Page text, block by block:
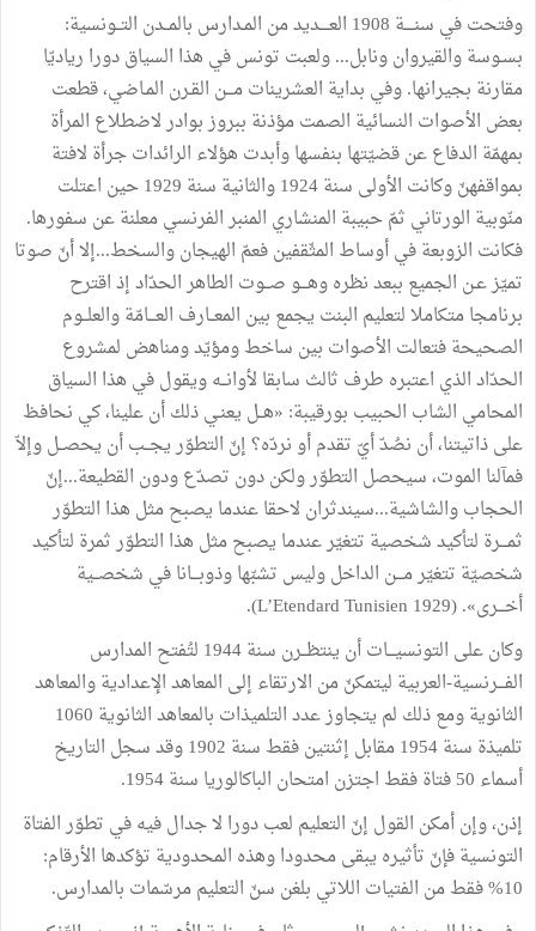
وفتحت في سنــــة 1908 العــــديد من المـدارس بالمــدن التــونسية:
بسـوسة والقيروان ونابل... ولعبت تونس في هذا السياق دورا رياديّا
مقارنة بجيرانها. وفي بداية العشرينات مـــن القـرن المـاضي، قطعت
بعض الأصوات النسائية الصمت مؤذنة ببروز بوادر لاضطلاع المرأة
بمهمّة الدفاع عن قضيّتها بنفسها وأبدت هؤلاء الرائدات جرأة لافتة
بمواقفهنّ وكانت الأولى سنة 1924 والثانية سنة 1929 حين اعتلت
منّوبية الورتاني ثمّ حبيبة المنشاري المنبر الفرنسي معلنة عن سفورها.
فكانت الزوبعة في أوساط المثّقفين فعمّ الهيجان والسخط...إلا أنّ صوتا
تميّز عـن الجميع ببعد نظره وهـــو صــوت الطاهر الحدّاد إذ اقترح
برنامجا متكاملا لتعليم البنت يجمع بين المعــارف العـــامّة والعلــوم
الصحيحة فتعالت الأصوات بين ساخط ومؤيّد ومناهض لمشروع
الحدّاد الذي اعتبره طرف ثالث سابقا لأوانــه ويقول في هذا السياق
المحامي الشاب الحبيب بورقيبة: «هــل يعنـي ذلك أن علينا، كي نحافظ
على ذاتيتنا، أن نصُدّ أيّ تقدم أو نردّه؟ إنّ التطوّر يجــب أن يحصــل وإلاّ
فمآلنا الموت، سيحصل التطوّر ولكن دون تصدّع ودون القطيعة...إنّ
الحجاب والشاشية...سيندثران لاحقا عندما يصبح مثل هذا التطوّر
ثمـــرة لتأكيد شخصية تتغيّر عندما يصبح مثل هذا التطوّر ثمرة لتأكيد
شخصيّة تتغيّر مـــن الداخل وليس تشبّها وذوبـــانا في شخصــية
أخـــرى». (L’Etendard Tunisien 1929).
وكان على التونسيـــات أن ينتظــرن سنة 1944 لتُفتح المدارس
الفـــرنسية-العربية ليتمكنّ من الارتقاء إلى المعاهد الإعدادية والمعاهد
الثانوية ومع ذلك لم يتجاوز عدد التلميذات بالمعاهد الثانوية 1060
تلميذة سنة 1954 مقابل إثنتين فقط سنة 1902 وقد سجل التاريخ
أسماء 50 فتاة فقط اجتزن امتحان الباكالوريا سنة 1954.
إذن، وإن أمكن القول إنّ التعليم لعب دورا لا جدال فيه في تطوّر الفتاة
التونسية فإنّ تأثيره يبقى محدودا وهذه المحدودية تؤكدها الأرقام:
10% فقط من الفتيات اللاتي بلغن سنّ التعليم مرسّمات بالمدارس.